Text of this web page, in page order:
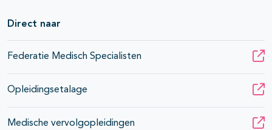
Direct naar
Federatie Medisch Specialisten
Opleidingsetalage
Medische vervolgopleidingen